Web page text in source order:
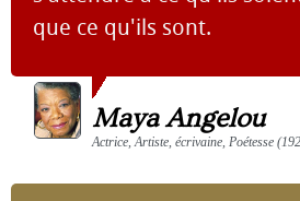
que ce qu'ils sont.
Maya Angelou
Actrice, Artiste, écrivaine, Poétesse